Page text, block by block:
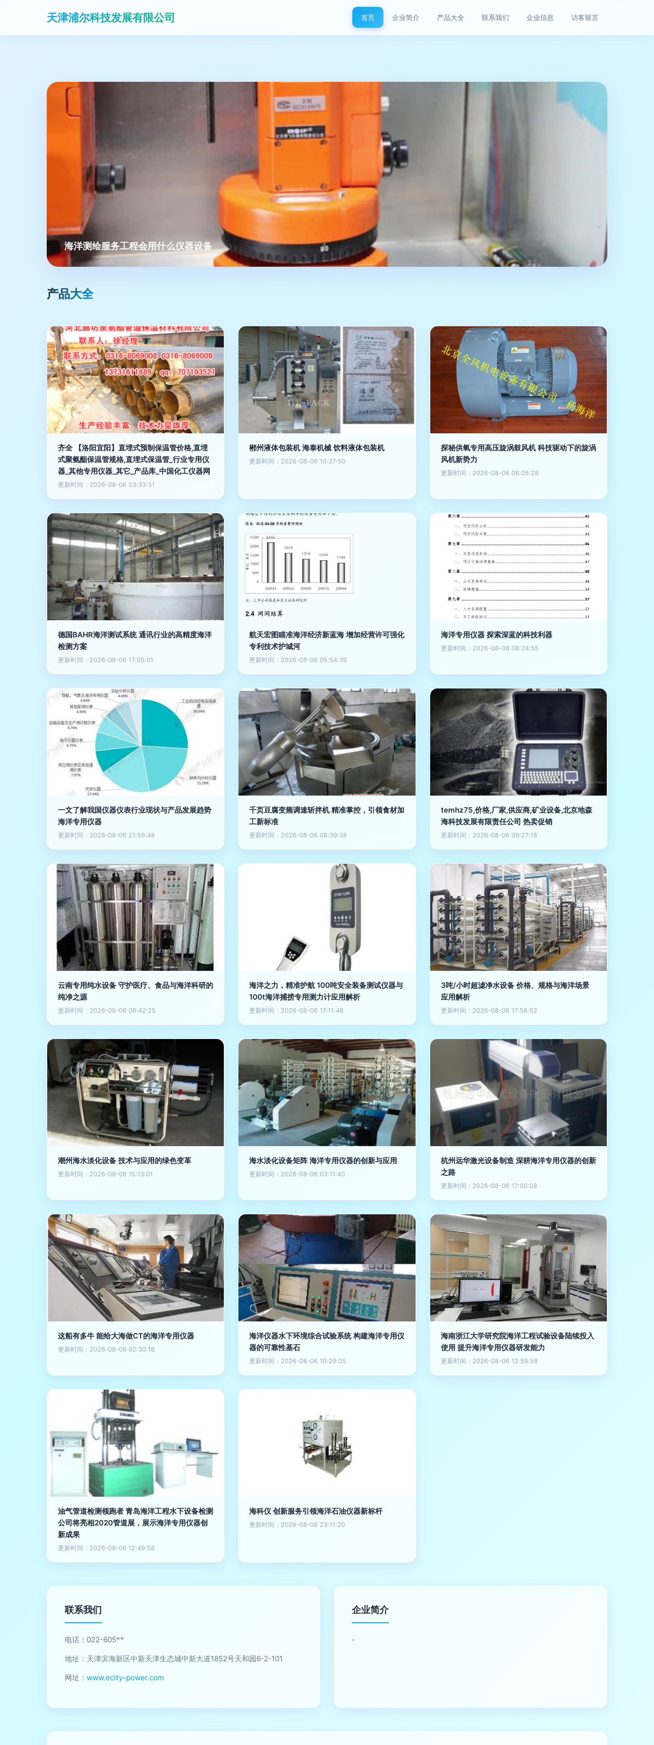
天津浦尔科技发展有限公司 首页 企业简介 产品大全 联系我们 企业信息 访客留言
海洋测绘服务工程会用什么仪器设备
产品大全
齐全 【洛阳宜阳】直埋式预制保温管价格,直埋
式聚氨酯保温管规格,直埋式保温管_行业专用仪
器_其他专用仪器_其它_产品库_中国化工仪器网
更新时间：2026-08-06 03:33:31
郴州液体包装机 海泰机械 饮料液体包装机
更新时间：2026-08-06 10:37:50
探秘供氧专用高压旋涡鼓风机 科技驱动下的旋涡
风机新势力
更新时间：2026-08-06 06:05:28
德国BAHR海洋测试系统 通讯行业的高精度海洋
检测方案
更新时间：2026-08-06 17:05:01
航天宏图瞄准海洋经济新蓝海 增加经营许可强化
专利技术护城河
更新时间：2026-08-06 05:54:39
海洋专用仪器 探索深蓝的科技利器
更新时间：2026-08-06 08:24:55
一文了解我国仪器仪表行业现状与产品发展趋势
海洋专用仪器
更新时间：2026-08-06 21:59:48
千页豆腐变频调速斩拌机 精准掌控，引领食材加
工新标准
更新时间：2026-08-06 08:39:38
temhz75,价格,厂家,供应商,矿业设备,北京地森
海科技发展有限责任公司 热卖促销
更新时间：2026-08-06 09:27:18
云南专用纯水设备 守护医疗、食品与海洋科研的
纯净之源
更新时间：2026-08-06 06:42:25
海洋之力，精准护航 100吨安全装备测试仪器与
100t海洋捕捞专用测力计应用解析
更新时间：2026-08-06 17:11:48
3吨/小时超滤净水设备 价格、规格与海洋场景
应用解析
更新时间：2026-08-06 17:56:52
潮州海水淡化设备 技术与应用的绿色变革
更新时间：2026-08-06 15:13:01
海水淡化设备矩阵 海洋专用仪器的创新与应用
更新时间：2026-08-06 03:11:40
杭州远华激光设备制造 深耕海洋专用仪器的创新
之路
更新时间：2026-08-06 17:00:08
这船有多牛 能给大海做CT的海洋专用仪器
更新时间：2026-08-06 02:30:18
海洋仪器水下环境综合试验系统 构建海洋专用仪
器的可靠性基石
更新时间：2026-08-06 10:20:05
海南浙江大学研究院海洋工程试验设备陆续投入
使用 提升海洋专用仪器研发能力
更新时间：2026-08-06 12:59:58
油气管道检测领跑者 青岛海洋工程水下设备检测
公司将亮相2020管道展，展示海洋专用仪器创
新成果
更新时间：2026-08-06 12:49:58
海科仪 创新服务引领海洋石油仪器新标杆
更新时间：2026-08-06 23:11:20
联系我们
电话：022-605**
地址：天津滨海新区中新天津生态城中新大道1852号天和园6-2-101
网址： www.ecity-power.com
企业简介
-